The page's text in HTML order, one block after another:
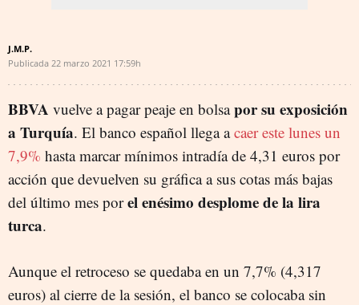
J.M.P.
Publicada 22 marzo 2021 17:59h
BBVA vuelve a pagar peaje en bolsapor su exposición
a Turquía. El banco español llega acaer este lunes un
7,9% hasta marcar mínimos intradía de 4,31 euros por
acción que devuelven su gráfica a sus cotas más bajas
del último mes porel enésimo desplome de la lira
turca.
Aunque el retroceso se quedaba en un 7,7% (4,317
euros) al cierre de la sesión, el banco se colocaba sin